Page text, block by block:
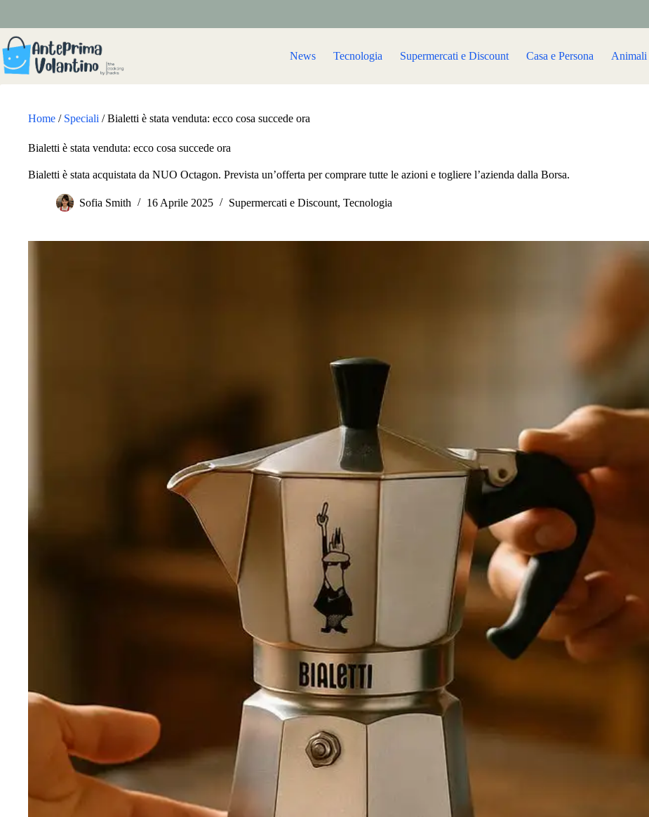
contenuto
News Tecnologia Supermercati e Discount Casa e Persona Animali
Home / Speciali /Bialetti è stata venduta: ecco cosa succede ora
Bialetti è stata venduta: ecco cosa succede ora
Bialetti è stata acquistata da NUO Octagon. Prevista un’offerta per comprare tutte le azioni e togliere l’azienda dalla Borsa.
Sofia Smith 16 Aprile 2025 Supermercati e Discount, Tecnologia